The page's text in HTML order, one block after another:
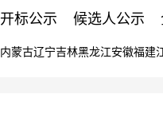
开标公示 候选人公示
内蒙古辽宁吉林黑龙江安徽福建